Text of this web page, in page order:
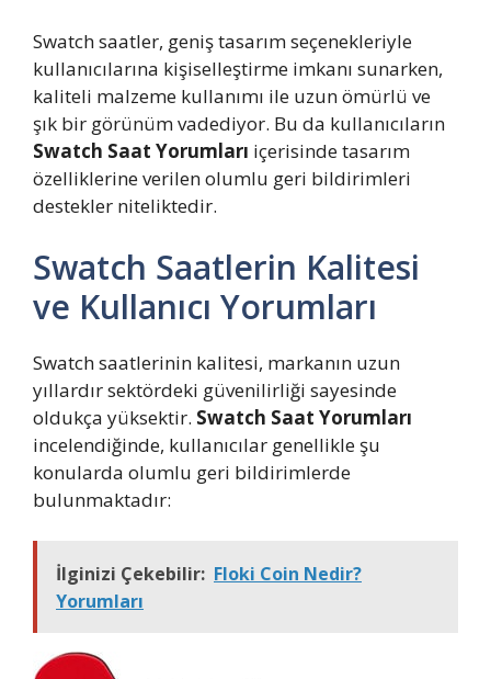
Swatch saatler, geniş tasarım seçenekleriyle
kullanıcılarına kişiselleştirme imkanı sunarken,
kaliteli malzeme kullanımı ile uzun ömürlü ve
şık bir görünüm vadediyor. Bu da kullanıcıların
Swatch Saat Yorumları içerisinde tasarım
özelliklerine verilen olumlu geri bildirimleri
destekler niteliktedir.
Swatch Saatlerin Kalitesi
ve Kullanıcı Yorumları
Swatch saatlerinin kalitesi, markanın uzun
yıllardır sektördeki güvenilirliği sayesinde
oldukça yüksektir. Swatch Saat Yorumları
incelendiğinde, kullanıcılar genellikle şu
konularda olumlu geri bildirimlerde
bulunmaktadır:
İlginizi Çekebilir: Floki Coin Nedir?
Yorumları